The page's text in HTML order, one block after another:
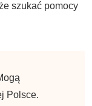
szukać pomocy
Polsce.